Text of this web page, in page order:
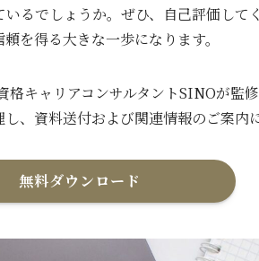
るでしょうか。ぜひ、自己評価して
を得る大きな一歩になります。
格キャリアコンサルタントSINOが監
、資料送付および関連情報のご案内
無料ダウンロード